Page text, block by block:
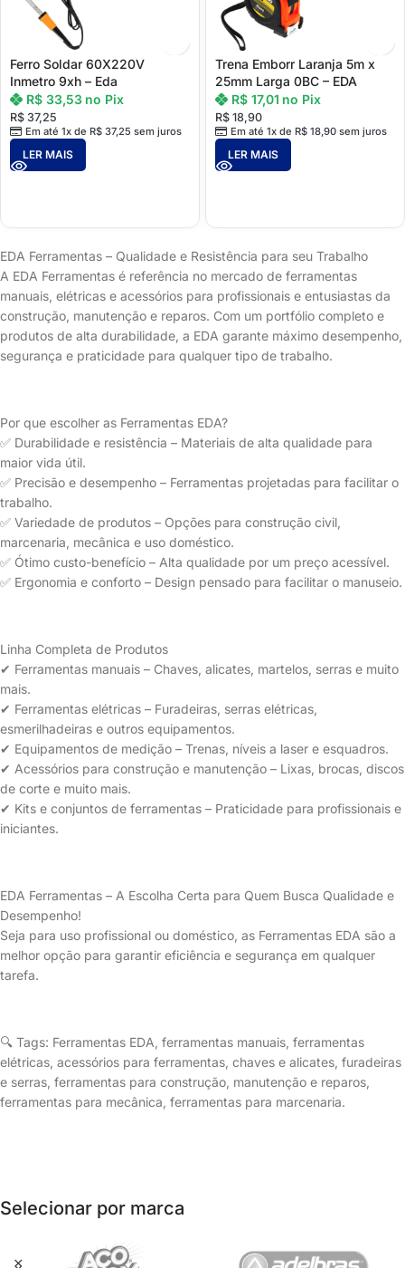
Ferro Soldar 60X220V
Inmetro 9xh – Eda
R$ 37,25
Em até 1x de R$37,25 sem juros
R$33,53 no Pix
LER MAIS
Trena Emborr Laranja 5m x
25mm Larga 0BC – EDA
R$ 18,90
Em até 1x de R$18,90sem juros
R$17,01 no Pix
LER MAIS
EDA Ferramentas – Qualidade e Resistência para seu Trabalho
A EDA Ferramentas é referência no mercado de ferramentas
manuais, elétricas e acessórios para profissionais e entusiastas da
construção, manutenção e reparos. Com um portfólio completo e
produtos de alta durabilidade, a EDA garante máximo desempenho,
segurança e praticidade para qualquer tipo de trabalho.
Por que escolher as Ferramentas EDA?
✅ Durabilidade e resistência – Materiais de alta qualidade para
maior vida útil.
✅ Precisão e desempenho – Ferramentas projetadas para facilitar o
trabalho.
✅ Variedade de produtos – Opções para construção civil,
marcenaria, mecânica e uso doméstico.
✅ Ótimo custo-benefício – Alta qualidade por um preço acessível.
✅ Ergonomia e conforto – Design pensado para facilitar o manuseio.
Linha Completa de Produtos
✔ Ferramentas manuais – Chaves, alicates, martelos, serras e muito
mais.
✔ Ferramentas elétricas – Furadeiras, serras elétricas,
esmerilhadeiras e outros equipamentos.
✔ Equipamentos de medição – Trenas, níveis a laser e esquadros.
✔ Acessórios para construção e manutenção – Lixas, brocas, discos
de corte e muito mais.
✔ Kits e conjuntos de ferramentas – Praticidade para profissionais e
iniciantes.
EDA Ferramentas – A Escolha Certa para Quem Busca Qualidade e
Desempenho!
Seja para uso profissional ou doméstico, as Ferramentas EDA são a
melhor opção para garantir eficiência e segurança em qualquer
tarefa.
🔍 Tags: Ferramentas EDA, ferramentas manuais, ferramentas
elétricas, acessórios para ferramentas, chaves e alicates, furadeiras
e serras, ferramentas para construção, manutenção e reparos,
ferramentas para mecânica, ferramentas para marcenaria.
Selecionar por marca